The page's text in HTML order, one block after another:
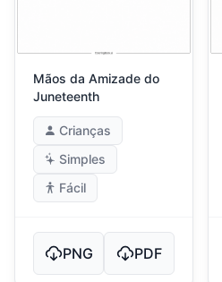
Mãos da Amizade do
Juneteenth
Crianças
Simples
Fácil
PNG PDF